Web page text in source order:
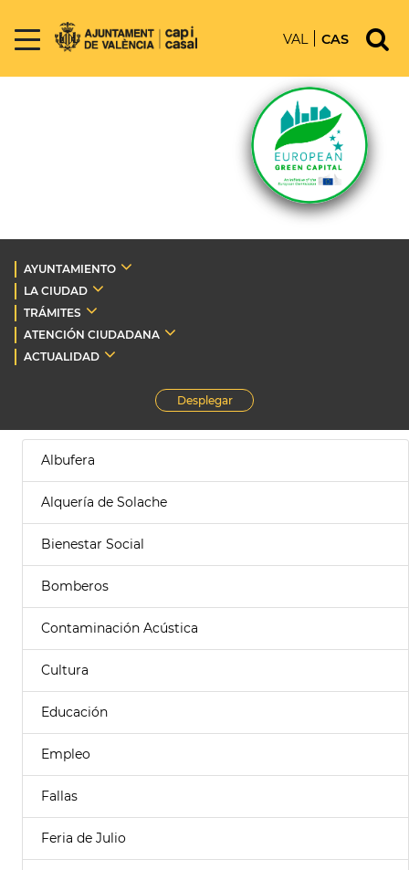
VAL CAS
AYUNTAMIENTO
LA CIUDAD
TRÁMITES
ATENCIÓN CIUDADANA
ACTUALIDAD
Desplegar
Albufera
Alquería de Solache
Bienestar Social
Bomberos
Contaminación Acústica
Cultura
Educación
Empleo
Fallas
Feria de Julio